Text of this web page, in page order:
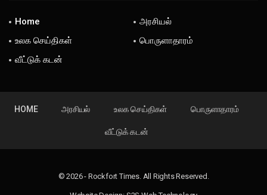
Home
அரசியல்
உலக செய்திகள்
பொருளாதாரம்
வீட்டுக் கடன்
HOME அரசியல் உலக செய்திகள் பொருளாதாரம்
வீட்டுக் கடன்
© 2026 - Rockfort Times. All Rights Reserved.